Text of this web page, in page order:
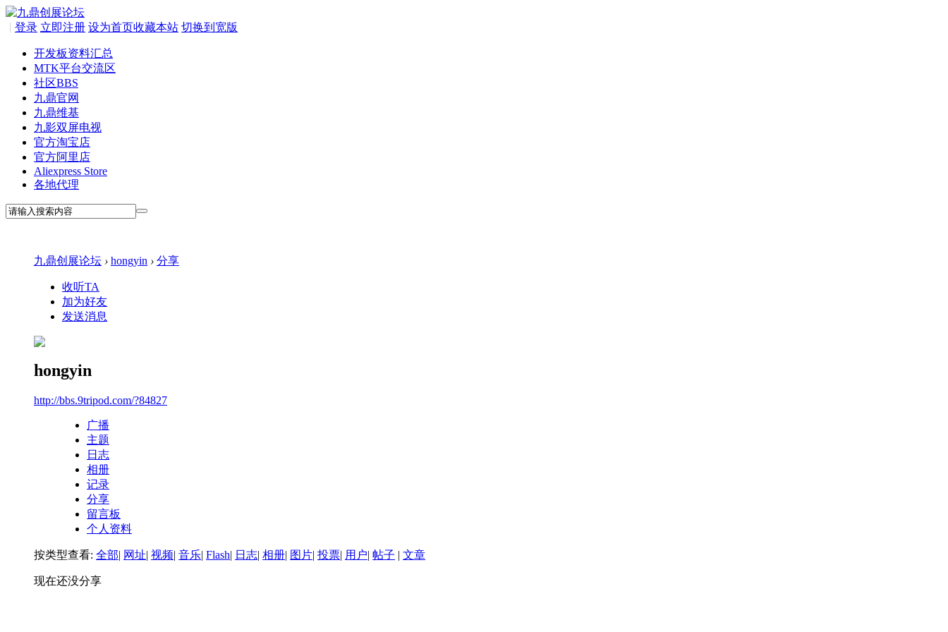
登录
| 立即注册 设为首页收藏本站 切换到宽版
开发板资料汇总
MTK平台交流区
社区BBS
九鼎官网
九鼎维基
九影双屏电视
官方淘宝店
官方阿里店
Aliexpress Store
各地代理
九鼎创展论坛 › hongyin › 分享
收听TA
加为好友
发送消息
hongyin
http://bbs.9tripod.com/?84827
广播
主题
日志
相册
记录
分享
留言板
个人资料
按类型查看: 全部| 网址| 视频| 音乐| Flash| 日志| 相册| 图片| 投票| 用户| 帖子 | 文章
现在还没分享